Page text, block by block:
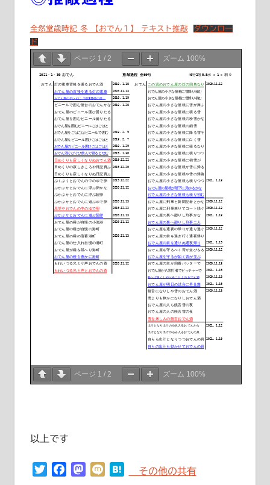
全然堂歳時記 冬 【おでん１】 テキスト推敲
ダウンロー
ド
ページ 1 / 2 ズーム 100%
ページ 1 / 2 ズーム 100%
以上です
TwitterFacebookMastodon
Mixi Hatena
その他の共有